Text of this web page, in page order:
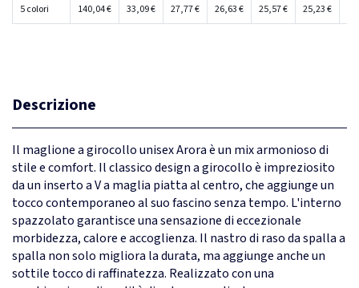
5 colori 140,04 € 33,09 € 27,77 € 26,63 € 25,57 € 25,23 €
Descrizione
Il maglione a girocollo unisex Arora è un mix armonioso di
stile e comfort. Il classico design a girocollo è impreziosito
da un inserto a V a maglia piatta al centro, che aggiunge un
tocco contemporaneo al suo fascino senza tempo. L'interno
spazzolato garantisce una sensazione di eccezionale
morbidezza, calore e accoglienza. Il nastro di raso da spalla a
spalla non solo migliora la durata, ma aggiunge anche un
sottile tocco di raffinatezza. Realizzato con una